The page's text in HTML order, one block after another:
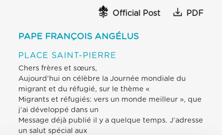
Official Post PDF
PAPE FRANÇOIS ANGÉLUS
PLACE SAINT-PIERRE
Chers frères et sœurs,
Aujourd’hui on célèbre la Journée mondiale du
migrant et du réfugié, sur le thème «
Migrants et réfugiés: vers un monde meilleur », que
j’ai développé dans un
Message déjà publié il y a quelque temps. J’adresse
un salut spécial aux